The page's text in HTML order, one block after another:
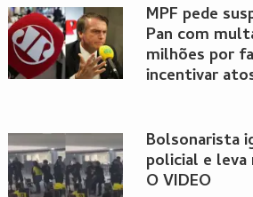
MPF pede
Pan com
milhões por
incentivar
Bolsonarista
policial e leva
O VIDEO